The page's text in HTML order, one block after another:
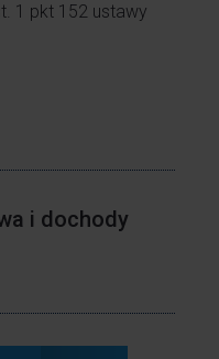
1 pkt 152 ustawy
i dochody